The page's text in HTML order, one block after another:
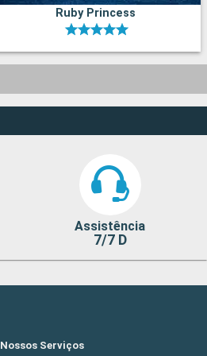
Ruby Princess
Assistência
7/7 D
Nossos Serviços